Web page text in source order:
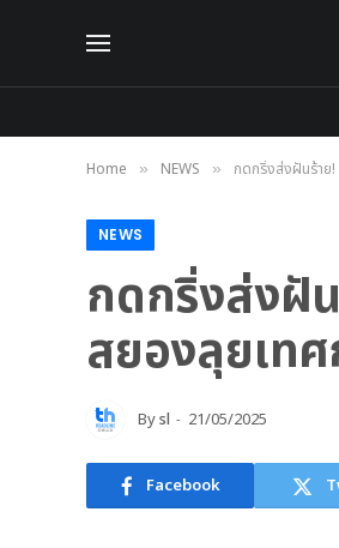
Home » NEWS » กดกริ่งส่งฝันร้าย!
NEWS
กดกริ่งส่งฝั
สยองลุยเท
Bysl 21/05/2025
Facebook